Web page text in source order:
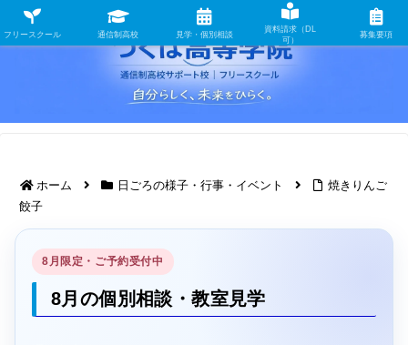
ホーム 日ごろの様子・行事・イベント
焼きりんご
餃子
8月限定・ご予約受付中
8月の個別相談・教室見学
フリースクール 通信制高校 見学・個別相談
資料請求（DL
可）
募集要項